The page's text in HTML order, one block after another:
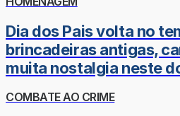
Dia dos Pais volta no
brincadeiras antigas,
muita nostalgia neste
COMBATE AO CRIME